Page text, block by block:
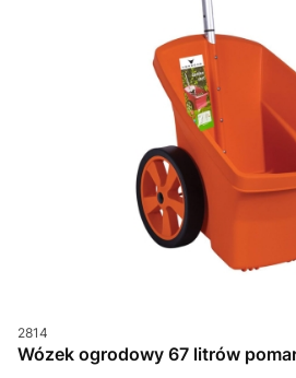
Kod produktu
2814
Wózek ogrodowy 67 litrów